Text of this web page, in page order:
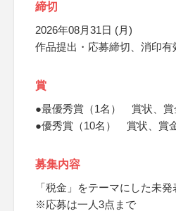
締切
2026年08月31日 (月)
作品提出・応募締切、消印有
賞
●最優秀賞（1名） 賞状、賞
●優秀賞（10名） 賞状、賞
募集内容
「税金」をテーマにした未
※応募は一人3点まで